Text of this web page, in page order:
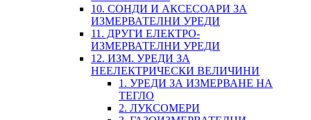
10. СОНДИ И АКСЕСОАРИ ЗА
ИЗМЕРВАТЕЛНИ УРЕДИ
11. ДРУГИ ЕЛЕКТРО-
ИЗМЕРВАТЕЛНИ УРЕДИ
12. ИЗМ. УРЕДИ ЗА
НЕЕЛЕКТРИЧЕСКИ ВЕЛИЧИНИ
1. УРЕДИ ЗА ИЗМЕРВАНЕ НА
ТЕГЛО
2. ЛУКСОМЕРИ